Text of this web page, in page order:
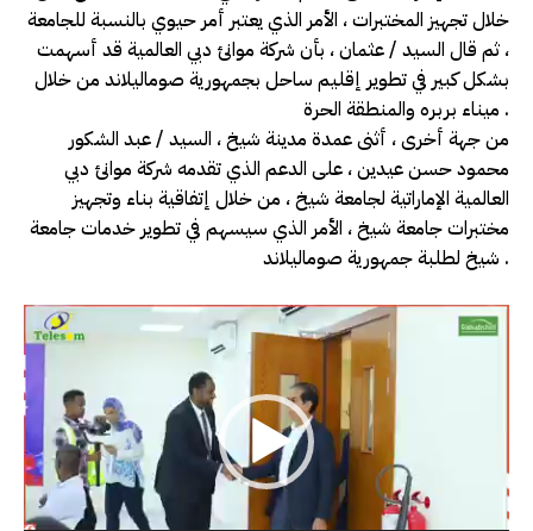
خلال تجهيز المختبرات ، الأمر الذي يعتبر أمر حيوي بالنسبة للجامعة
، ثم قال السيد / عثمان ، بأن شركة موانئ دبي العالمية قد أسهمت
بشكل كبير في تطوير إقليم ساحل بجمهورية صوماليلاند من خلال
ميناء بربره والمنطقة الحرة .
من جهة أخرى ، أثنى عمدة مدينة شيخ ، السيد / عبد الشكور
محمود حسن عيدين ، على الدعم الذي تقدمه شركة موانئ دبي
العالمية الإماراتية لجامعة شيخ ، من خلال إتفاقية بناء وتجهيز
مختبرات جامعة شيخ ، الأمر الذي سيسهم في تطوير خدمات جامعة
شيخ لطلبة جمهورية صوماليلاند .
P
l